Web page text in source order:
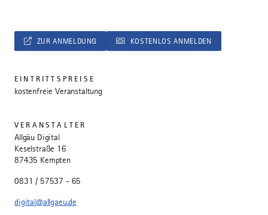
ZUR ANMELDUNG KOSTENLOS ANMELDEN
EINTRITTSPREISE
kostenfreie Veranstaltung
VERANSTALTER
Allgäu Digital
Keselstraße 16
87435 Kempten
0831 / 57537 - 65
digital@allgaeu.de